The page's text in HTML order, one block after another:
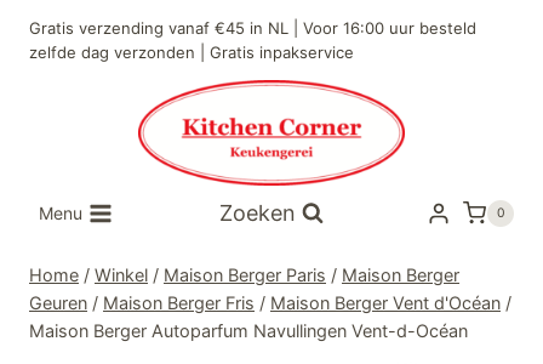
naar
Gratis verzending vanaf €45 in NL | Voor 16:00 uur besteld
zelfde dag verzonden | Gratis inpakservice
Menu Zoeken 0
Home / Winkel / Maison Berger Paris / Maison Berger
Geuren / Maison Berger Fris / Maison Berger Vent d'Océan /
Maison Berger Autoparfum Navullingen Vent-d-Océan